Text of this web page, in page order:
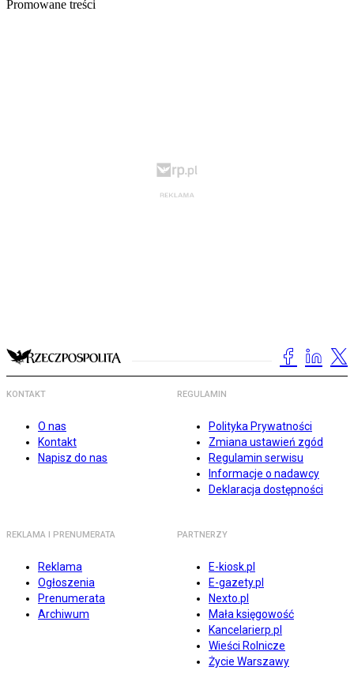
Promowane treści
KONTAKT
O nas
Kontakt
Napisz do nas
REGULAMIN
Polityka Prywatności
Zmiana ustawień zgód
Regulamin serwisu
Informacje o nadawcy
Deklaracja dostępności
REKLAMA I PRENUMERATA
Reklama
Ogłoszenia
Prenumerata
Archiwum
PARTNERZY
E-kiosk.pl
E-gazety.pl
Nexto.pl
Mała księgowość
Kancelarierp.pl
Wieści Rolnicze
Życie Warszawy